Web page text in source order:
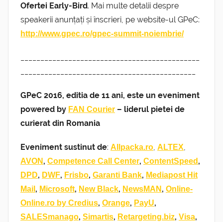
Ofertei Early-Bird. Mai multe detalii despre
speakerii anunțați și înscrieri, pe website-ul GPeC:
http://www.gpec.ro/gpec-summit-noiembrie/
GPeC 2016, editia de 11 ani, este un eveniment
powered by FAN Courier – liderul pietei de
curierat din Romania
Eveniment sustinut de: Allpacka.ro, ALTEX,
AVON , Competence Call Center, ContentSpeed ,
DPD, DWF, Frisbo, Garanti Bank, Mediapost Hit
Mail , Microsoft, New Black, NewsMAN , Online-
Online.ro by Credius, Orange, PayU,
SALESmanago, Simartis, Retargeting.biz, Visa,